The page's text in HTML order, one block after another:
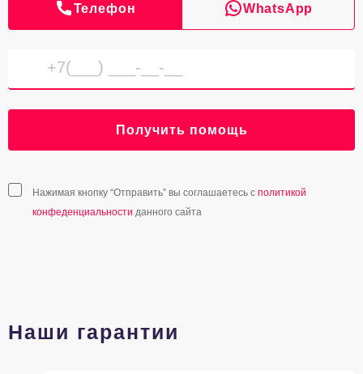
Телефон WhatsApp
Получить помощь
Нажимая кнопку “Отправить” вы соглашаетесь с политикой
конфеденциальности данного сайта
Наши гарантии